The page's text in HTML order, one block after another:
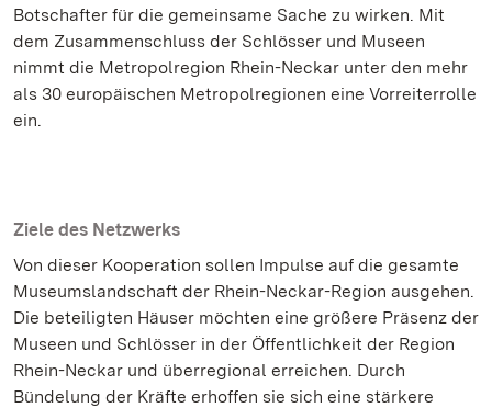
Botschafter für die gemeinsame Sache zu wirken. Mit
dem Zusammenschluss der Schlösser und Museen
nimmt die Metropolregion Rhein-Neckar unter den mehr
als 30 europäischen Metropolregionen eine Vorreiterrolle
ein.
Ziele des Netzwerks
Von dieser Kooperation sollen Impulse auf die gesamte
Museumslandschaft der Rhein-Neckar-Region ausgehen.
Die beteiligten Häuser möchten eine größere Präsenz der
Museen und Schlösser in der Öffentlichkeit der Region
Rhein-Neckar und überregional erreichen. Durch
Bündelung der Kräfte erhoffen sie sich eine stärkere